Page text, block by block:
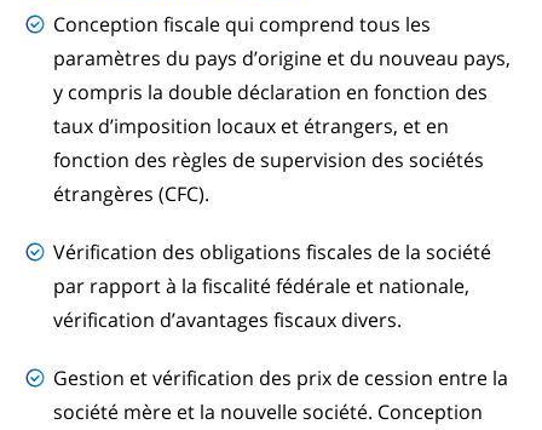
Conception fiscale qui comprend tous les
paramètres du pays d’origine et du nouveau pays,
y compris la double déclaration en fonction des
taux d’imposition locaux et étrangers, et en
fonction des règles de supervision des sociétés
étrangères (CFC).
Vérification des obligations fiscales de la société
par rapport à la fiscalité fédérale et nationale,
vérification d’avantages fiscaux divers.
Gestion et vérification des prix de cession entre la
société mère et la nouvelle société. Conception